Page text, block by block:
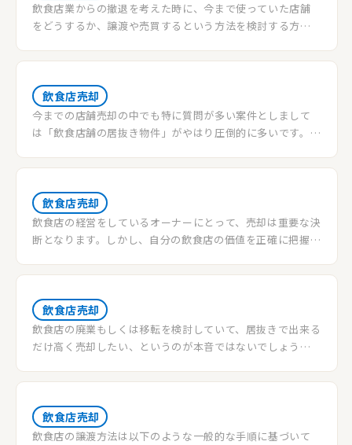
飲食店業からの撤退を考えた時に、今まで使っていた店舗
をどうするか、譲渡や売買するという方法を検討する方も
店じまいでも損失無く店舗を手放すことが出来る可能性も
す。飲食店売却
今までの店舗売却の中でも特に質問が多い案件としまして
は「飲食店舗の居抜き物件」がやはり圧倒的に多いです。弊
すので、その中でも特に多く出てくる質問をまとめて記事に
きで売却・購入しようとしている方のお役に立てれば幸い
です。
飲食店売却
飲食店の経営をしているオーナーにとって、売却は重要な決
断となります。しかし、自分の飲食店の価値を正確に把握す
査定について詳しく解説し、成功するためのポイントをご
飲食店売却
飲食店の廃業もしくは移転を検討していて、居抜きで出来る
だけ高く売却したい、というのが本音ではないでしょうか?
格を決める重要なポイントを解説していきます。
飲食店売却
飲食店の譲渡方法は以下のような一般的な手順に基づいて